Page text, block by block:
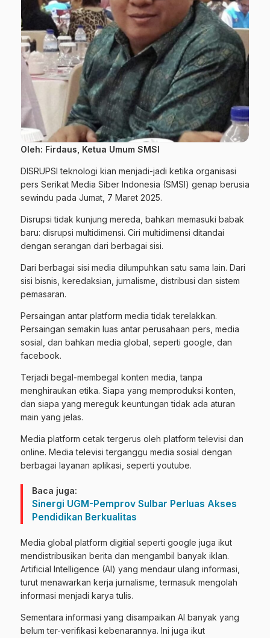
Oleh: Firdaus, Ketua Umum SMSI
DISRUPSI teknologi kian menjadi-jadi ketika organisasi
pers Serikat Media Siber Indonesia (SMSI) genap berusia
sewindu pada Jumat, 7 Maret 2025.
Disrupsi tidak kunjung mereda, bahkan memasuki babak
baru: disrupsi multidimensi. Ciri multidimensi ditandai
dengan serangan dari berbagai sisi.
Dari berbagai sisi media dilumpuhkan satu sama lain. Dari
sisi bisnis, keredaksian, jurnalisme, distribusi dan sistem
pemasaran.
Persaingan antar platform media tidak terelakkan.
Persaingan semakin luas antar perusahaan pers, media
sosial, dan bahkan media global, seperti google, dan
facebook.
Terjadi begal-membegal konten media, tanpa
menghiraukan etika. Siapa yang memproduksi konten,
dan siapa yang mereguk keuntungan tidak ada aturan
main yang jelas.
Media platform cetak tergerus oleh platform televisi dan
online. Media televisi terganggu media sosial dengan
berbagai layanan aplikasi, seperti youtube.
Baca juga:
Sinergi UGM-Pemprov Sulbar Perluas Akses
Pendidikan Berkualitas
Media global platform digitial seperti google juga ikut
mendistribusikan berita dan mengambil banyak iklan.
Artificial Intelligence (AI) yang mendaur ulang informasi,
turut menawarkan kerja jurnalisme, termasuk mengolah
informasi menjadi karya tulis.
Sementara informasi yang disampaikan AI banyak yang
belum ter-verifikasi kebenarannya. Ini juga ikut